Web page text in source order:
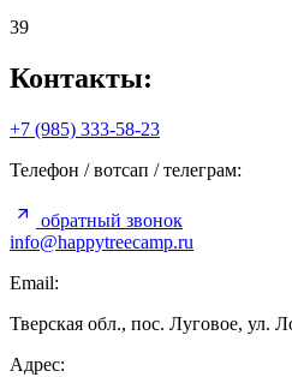
39
Контакты:
+7 (985) 333-58-23
Телефон / вотсап / телеграм:
обратный звонок
info@happytreecamp.ru
Email:
Тверская обл., пос. Луговое, ул.
Адрес: